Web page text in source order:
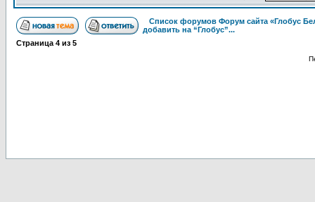
Список форумов Форум сайта «Глобус
добавить на “Глобус”...
Страница 4 из 5